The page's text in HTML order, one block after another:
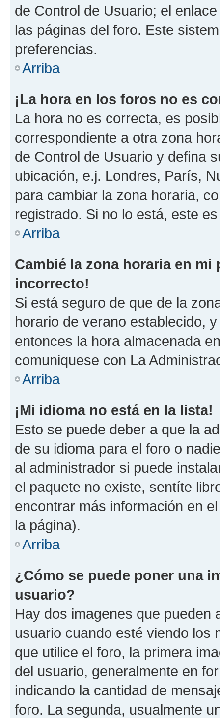
de Control de Usuario; el
las páginas del foro. Este
preferencias.
Arriba
¡La hora en los foros no es
La hora no es correcta, es
correspondiente a otra zona
de Control de Usuario y defina
ubicación, e.j. Londres, París,
para cambiar la zona horaria,
registrado. Si no lo está, este
Arriba
Cambié la zona horaria en
incorrecto!
Si está seguro de que de la
horario de verano establecido,
entonces la hora almacenada
comuniquese con La
Arriba
¡Mi idioma no está en la lista!
Esto se puede deber a que la
de su idioma para el foro o
al administrador si puede
el paquete no existe, sentíte
encontrar más información en
la página).
Arriba
¿Cómo se puede poner una
usuario?
Hay dos imagenes que pueden
usuario cuando esté viendo los
que utilice el foro, la primera
del usuario, generalmente en
indicando la cantidad de
foro. La segunda, usualmente